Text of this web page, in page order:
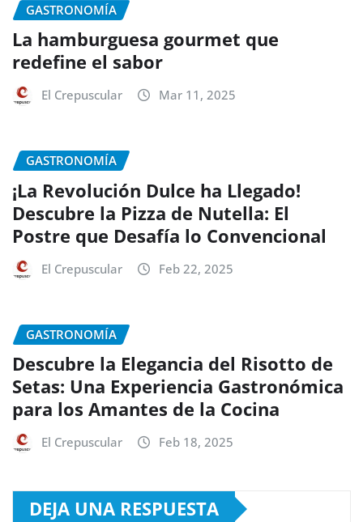
GASTRONOMÍA
La hamburguesa gourmet que
redefine el sabor
El Crepuscular Mar 11, 2025
GASTRONOMÍA
¡La Revolución Dulce ha Llegado!
Descubre la Pizza de Nutella: El
Postre que Desafía lo Convencional
El Crepuscular Feb 22, 2025
GASTRONOMÍA
Descubre la Elegancia del Risotto de
Setas: Una Experiencia Gastronómica
para los Amantes de la Cocina
El Crepuscular Feb 18, 2025
DEJA UNA RESPUESTA